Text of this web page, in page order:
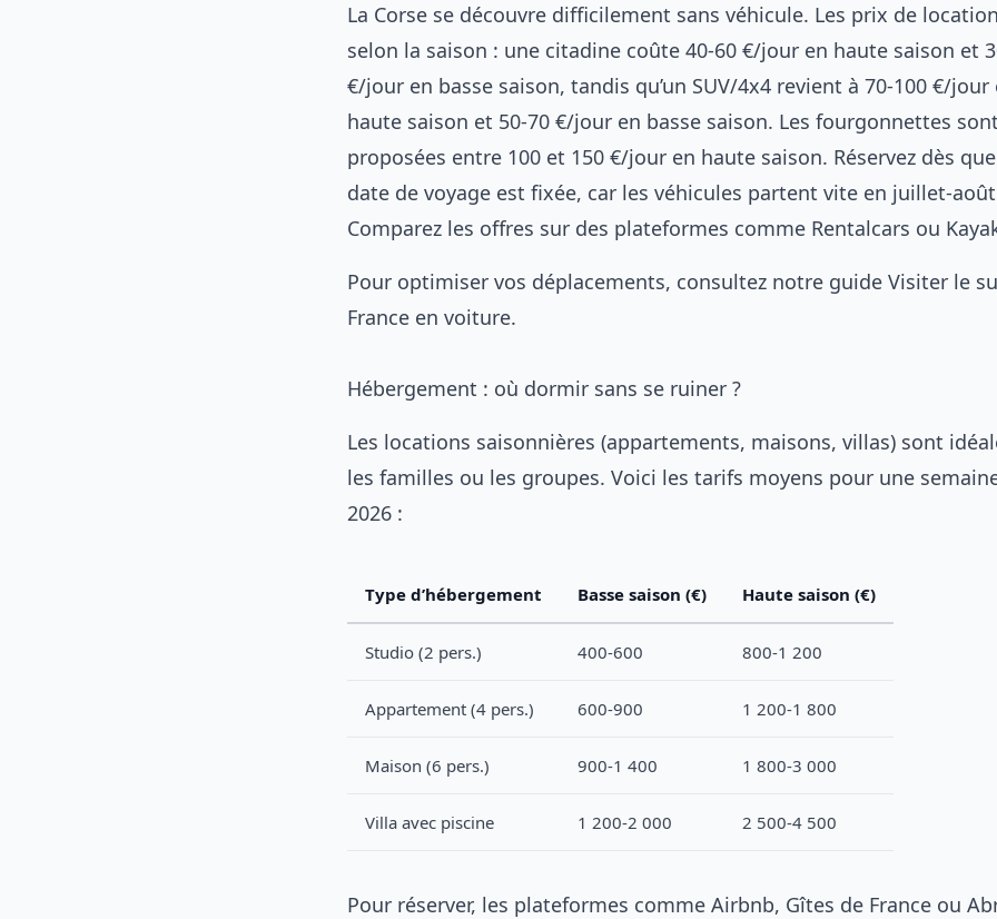
La Corse se découvre difficilement sans véhicule. Les prix de
selon la saison : une citadine coûte 40-60 €/jour en haute saison et
€/jour en basse saison, tandis qu’un SUV/4x4 revient à 70-100 €/jour
haute saison et 50-70 €/jour en basse saison. Les fourgonnettes
proposées entre 100 et 150 €/jour en haute saison. Réservez dès
date de voyage est fixée, car les véhicules partent vite en juillet-
Comparez les offres sur des plateformes comme Rentalcars ou
Pour optimiser vos déplacements, consultez notre guide Visiter le
France en voiture.
Hébergement : où dormir sans se ruiner ?
Les locations saisonnières (appartements, maisons, villas) sont
les familles ou les groupes. Voici les tarifs moyens pour une
2026 :
Type d’hébergement Basse saison (€) Haute saison (€)
Studio (2 pers.) 400-600 800-1 200
Appartement (4 pers.) 600-900 1 200-1 800
Maison (6 pers.) 900-1 400 1 800-3 000
Villa avec piscine 1 200-2 000 2 500-4 500
Pour réserver, les plateformes comme Airbnb, Gîtes de France ou